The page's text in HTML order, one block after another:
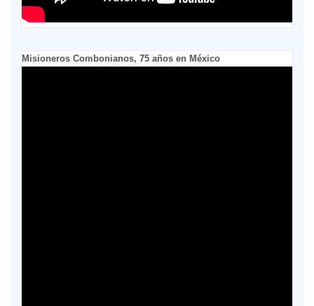
Misioneros Combonianos, 75 años en México